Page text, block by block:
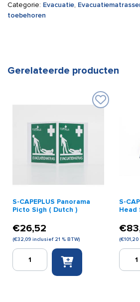
Categorie: Evacuatie,
toebehoren
Gerelateerde producten
S-CAPEPLUS Panorama
Picto Sigh ( Dutch )
€26,52
(€32,09 inclusief 21 % BTW)
S-
CAPEPLUS
S-
Head
€
(€101,20
S-